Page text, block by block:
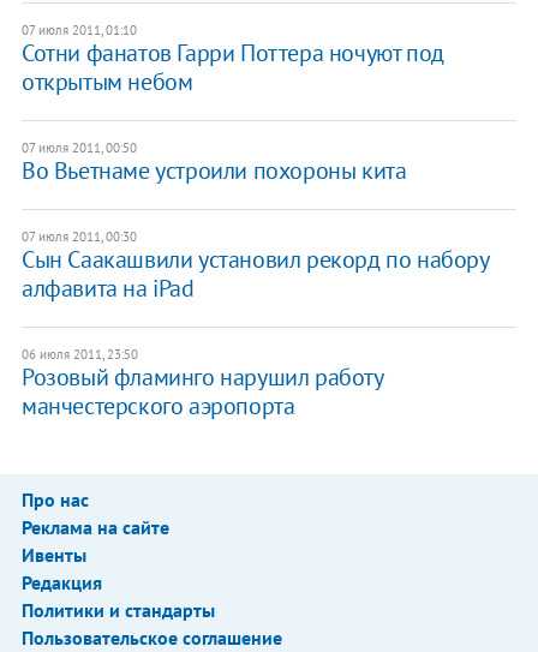
07 июля 2011, 01:10
Сотни фанатов Гарри Поттера ночуют под
открытым небом
07 июля 2011, 00:50
Во Вьетнаме устроили похороны кита
07 июля 2011, 00:30
Сын Саакашвили установил рекорд по набору
алфавита на iPad
06 июля 2011, 23:50
Розовый фламинго нарушил работу
манчестерского аэропорта
Про нас
Реклама на сайте
Ивенты
Редакция
Политики и стандарты
Пользовательское соглашение